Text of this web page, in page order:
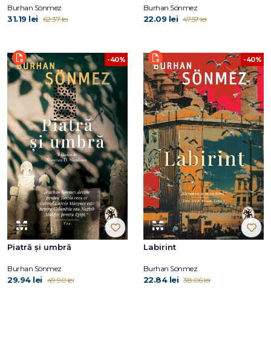
Burhan Sönmez
31.19 lei 62.37 lei
Burhan Sönmez
22.09 lei 47.57 lei
-40%
Piatră și umbră
Burhan Sönmez
29.94 lei 49.90 lei
-40%
Labirint
Burhan Sönmez
22.84 lei 38.06 lei